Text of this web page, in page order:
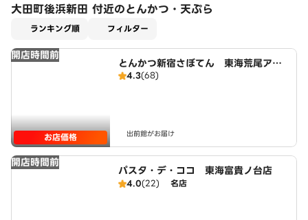
大田町後浜新田 付近のとんかつ・天ぷら
ランキング順 フィルター
開店時間前
お店価格
とんかつ新宿さぼてん 東海荒尾アピ
タ店
4.3(68)
出前館がお届け
開店時間前
パスタ・デ・ココ 東海富貴ノ台店
4.0(22) 名店